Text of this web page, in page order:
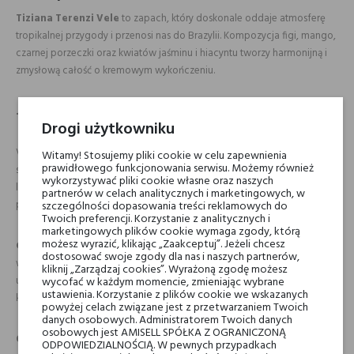
Tiziana Terenzi Veleto zapach, który doskonale oddaje atmosferę
tropikalnej przygody i przenosi nas do Brazylii. Kompozycja figi, mango,
czarnej porzeczki oraz kwiatów jaśminu i hiacyntu tworzy harmonijną i
zmysłową całość o kremowym wykończeniu.
Jak używać Tiziana Terenzi Vele?
Vele to zapach idealny na co dzień – zarówno do pracy, jak i na
spotkania towarzyskie. Szczególnie polecany na wiosnę i lato. Dzięki
lekkiej, kremowej strukturze można go nosić przez cały dzień bez ryzyka
przytłoczenia.
Co wyróżnia te perfumy?Tiziana Terenzi Velewyróżnia się
wyjątkową tropikalną świeżością oraz aksamitną, kremową strukturą. To
unisexowa kompozycja, która oferuje wyjątkowe doznania zarówno
kobietom, jak i mężczyznom.
O marce Tiziana Terenzi
Drogi użytkowniku
Witamy! Stosujemy pliki cookie w celu zapewnienia
prawidłowego funkcjonowania serwisu. Możemy również
wykorzystywać pliki cookie własne oraz naszych
partnerów w celach analitycznych i marketingowych, w
szczególności dopasowania treści reklamowych do
Twoich preferencji. Korzystanie z analitycznych i
marketingowych plików cookie wymaga zgody, którą
możesz wyrazić, klikając „Zaakceptuj”. Jeżeli chcesz
dostosować swoje zgody dla nas i naszych partnerów,
kliknij „Zarządzaj cookies”. Wyrażoną zgodę możesz
wycofać w każdym momencie, zmieniając wybrane
ustawienia. Korzystanie z plików cookie we wskazanych
powyżej celach związane jest z przetwarzaniem Twoich
danych osobowych. Administratorem Twoich danych
osobowych jest AMISELL SPÓŁKA Z OGRANICZONĄ
ODPOWIEDZIALNOŚCIĄ. W pewnych przypadkach